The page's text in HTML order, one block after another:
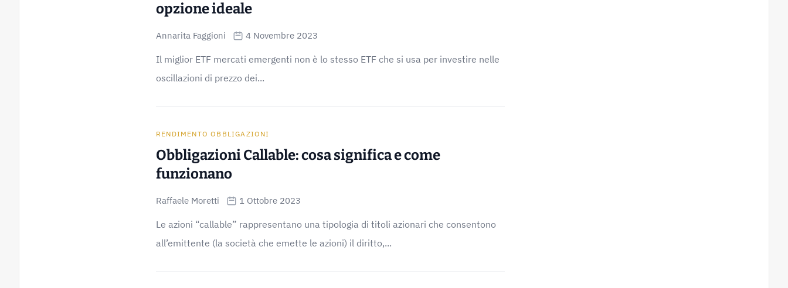
opzione ideale
Annarita Faggioni 4 Novembre 2023
Il miglior ETF mercati emergenti non è lo stesso ETF che si usa per investire nelle
oscillazioni di prezzo dei...
RENDIMENTO OBBLIGAZIONI
Obbligazioni Callable: cosa significa e come
funzionano
Raffaele Moretti 1 Ottobre 2023
Le azioni “callable” rappresentano una tipologia di titoli azionari che consentono
all’emittente (la società che emette le azioni) il diritto,...